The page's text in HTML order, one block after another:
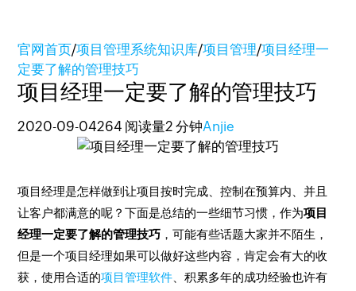
官网首页/项目管理系统知识库/项目管理/项目经理一
定要了解的管理技巧
项目经理一定要了解的管理技巧
2020-09-04264 阅读量2 分钟Anjie
项目经理是怎样做到让项目按时完成、控制在预算内、并且
让客户都满意的呢？下面是总结的一些细节习惯，作为项目
经理一定要了解的管理技巧 ，可能有些话题大家并不陌生，
但是一个项目经理如果可以做好这些内容，肯定会有大的收
获，使用合适的项目管理软件 、积累多年的成功经验也许有